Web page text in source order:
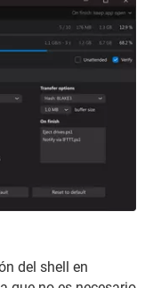
del shell en